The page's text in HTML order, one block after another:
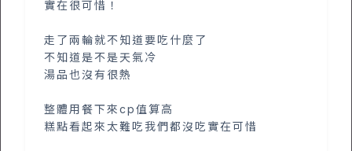
實在很可惜！
走了兩輪就不知道要吃什麼了
不知道是不是天氣冷
湯品也沒有很熱
整體用餐下來cp值算高
糕點看起來太難吃我們都沒吃實在可惜